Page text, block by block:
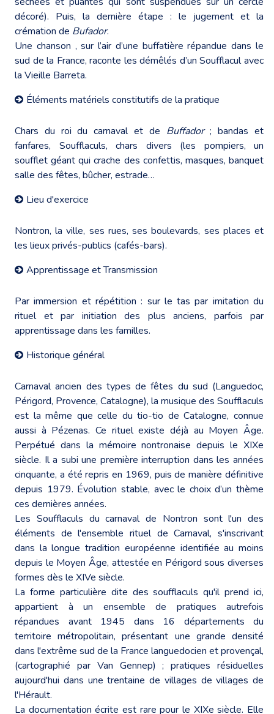
décoré). Puis, la dernière étape : le jugement et la
crémation de Bufador.
Une chanson , sur l’air d’une buffatière répandue dans le
sud de la France, raconte les démêlés d’un Soufflacul avec
la Vieille Barreta.
Éléments matériels constitutifs de la pratique
Chars du roi du carnaval et de Buffador; bandas et
fanfares, Soufflaculs, chars divers (les pompiers, un
soufflet géant qui crache des confettis, masques, banquet
salle des fêtes, bûcher, estrade…
Lieu d'exercice
Nontron, la ville, ses rues, ses boulevards, ses places et
les lieux privés-publics (cafés-bars).
Apprentissage et Transmission
Par immersion et répétition : sur le tas par imitation du
rituel et par initiation des plus anciens, parfois par
apprentissage dans les familles.
Historique général
Carnaval ancien des types de fêtes du sud (Languedoc,
Périgord, Provence, Catalogne), la musique des Soufflaculs
est la même que celle du tio-tio de Catalogne, connue
aussi à Pézenas. Ce rituel existe déjà au Moyen Âge.
Perpétué dans la mémoire nontronaise depuis le XIXe
siècle. Il a subi une première interruption dans les années
cinquante, a été repris en 1969, puis de manière définitive
depuis 1979. Évolution stable, avec le choix d’un thème
ces dernières années.
Les Soufflaculs du carnaval de Nontron sont l'un des
éléments de l'ensemble rituel de Carnaval, s'inscrivant
dans la longue tradition européenne identifiée au moins
depuis le Moyen Âge, attestée en Périgord sous diverses
formes dès le XIVe siècle.
La forme particulière dite des soufflaculs qu'il prend ici,
appartient à un ensemble de pratiques autrefois
répandues avant 1945 dans 16 départements du
territoire métropolitain, présentant une grande densité
dans l'extrême sud de la France languedocien et provençal,
(cartographié par Van Gennep) ; pratiques résiduelles
aujourd'hui dans une trentaine de villages de villages de
l'Hérault.
La documentation écrite est rare pour le XIXe siècle. Elle